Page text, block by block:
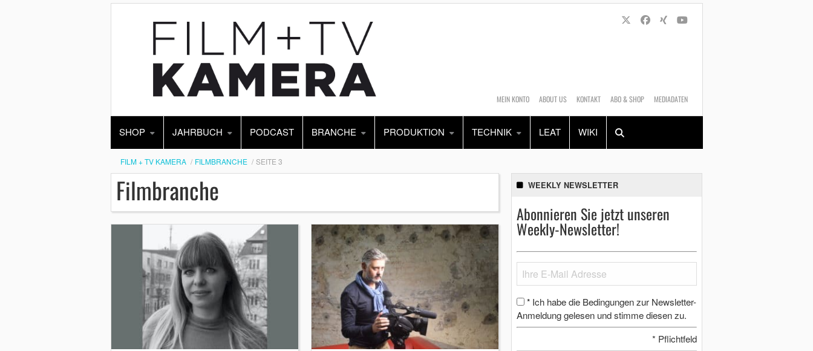
MEIN KONTO ABOUT US KONTAKT ABO & SHOP MEDIADATEN
SHOP JAHRBUCH PODCAST BRANCHE PRODUKTION TECHNIK LEAT WIKI
Alles Shop
FILM + TV KAMERA FILMBRANCHE SEITE 3
Filmbranche WEEKLY NEWSLETTER
Abonnieren Sie jetzt unseren
Weekly-Newsletter!
* Ich habe die Bedingungen zur Newsletter-
Anmeldung gelesen und stimme diesen zu.
* Pflichtfeld